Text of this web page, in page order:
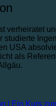
verheiratet
studierte
USA
als